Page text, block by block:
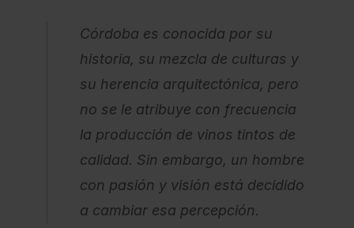
Córdoba es conocida por su
historia, su mezcla de culturas y
su herencia arquitectónica, pero
no se le atribuye con frecuencia
la producción de vinos tintos de
calidad. Sin embargo, un hombre
con pasión y visión está decidido
a cambiar esa percepción.